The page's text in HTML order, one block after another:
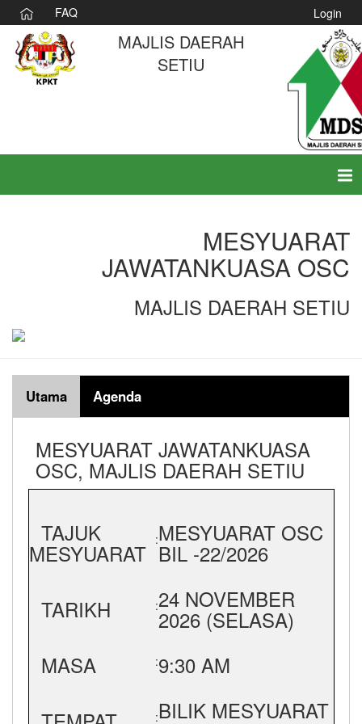
FAQ Login
MAJLIS DAERAH
SETIU
MESYUARAT
JAWATANKUASA OSC
MAJLIS DAERAH SETIU
Utama Agenda
MESYUARAT JAWATANKUASA
OSC, MAJLIS DAERAH SETIU
TAJUK
MESYUARAT :MESYUARAT OSC
BIL -22/2026
TARIKH
:24 NOVEMBER
2026 (SELASA)
MASA
:9:30 AM
:BILIK MESYUARAT